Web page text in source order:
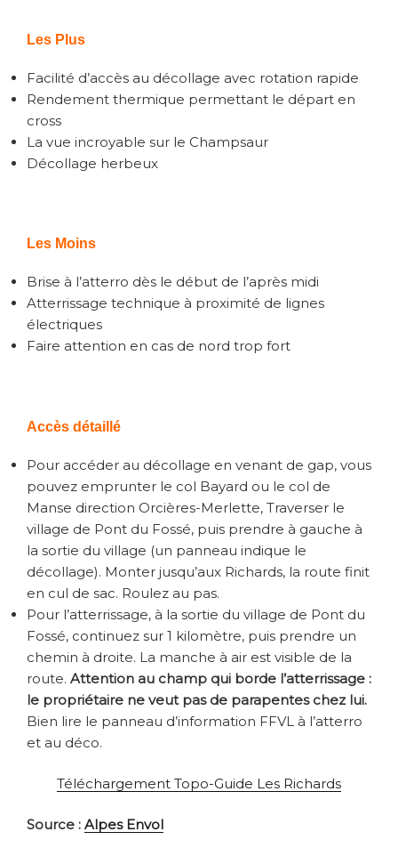
Les Plus
Facilité d’accès au décollage avec rotation rapide
Rendement thermique permettant le départ en
cross
La vue incroyable sur le Champsaur
Décollage herbeux
Les Moins
Brise à l’atterro dès le début de l’après midi
Atterrissage technique à proximité de lignes
électriques
Faire attention en cas de nord trop fort
Accès détaillé
Pour accéder au décollage en venant de gap, vous
pouvez emprunter le col Bayard ou le col de
Manse direction Orcières-Merlette, Traverser le
village de Pont du Fossé, puis prendre à gauche à
la sortie du village (un panneau indique le
décollage). Monter jusqu’aux Richards, la route finit
en cul de sac. Roulez au pas.
Pour l’atterrissage, à la sortie du village de Pont du
Fossé, continuez sur 1 kilomètre, puis prendre un
chemin à droite. La manche à air est visible de la
route. Attention au champ qui borde l’atterrissage :
le propriétaire ne veut pas de parapentes chez lui.
Bien lire le panneau d’information FFVL à l’atterro
et au déco.
Téléchargement Topo-Guide Les Richards
Source : Alpes Envol